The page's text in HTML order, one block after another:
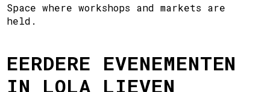
Space where workshops and markets are
held.
EERDERE EVENEMENTEN
IN LOLA LIEVEN